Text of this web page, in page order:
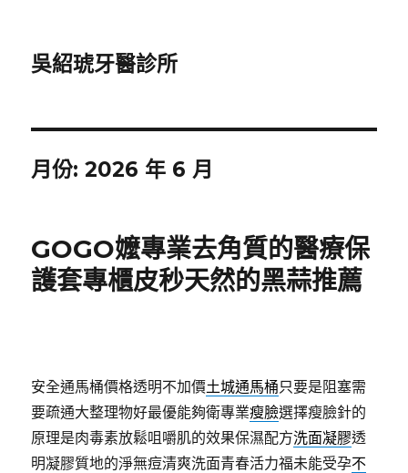
吳紹琥牙醫診所
月份:2026 年 6 月
GOGO嬤專業去角質的醫療保
護套專櫃皮秒天然的黑蒜推薦
安全通馬桶價格透明不加價土城通馬桶只要是阻塞需
要疏通大整理物好最優能夠衛專業瘦臉選擇瘦臉針的
原理是肉毒素放鬆咀嚼肌的效果保濕配方洗面凝膠透
明凝膠質地的淨無痘清爽洗面青春活力福未能受孕不